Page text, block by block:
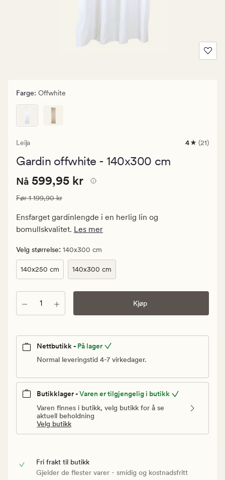
Farge: Offwhite
Leija
21
4 (21)
Gardin offwhite - 140x300 cm
Nåværende
599,95
kr.
Vanlig
1
199,90
kr
Nåværende pris
Nå 599,95 kr
Vanlig pris 1 199,90 kr
Før1 199,90 kr
Ensfarget gardinlengde i en herlig lin og
bomullskvalitet. Les mer
Velg størrelse: 140x300 cm
140x250 cm 140x300 cm
Antall Kjøp
Nettbutikk - På lager
Normal leveringstid 4-7 virkedager.
Butikklager -Varen er tilgjengelig i butikk
Varen finnes i butikk, velg butikk for å se
aktuell beholdning
Velg butikk
Fri frakt til butikk
Gjelder de flester varer - smidig og kostnadsfritt